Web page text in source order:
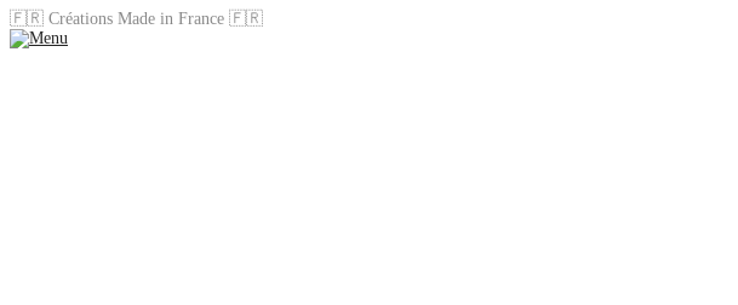
🇫🇷 Créations Made in France 🇫🇷